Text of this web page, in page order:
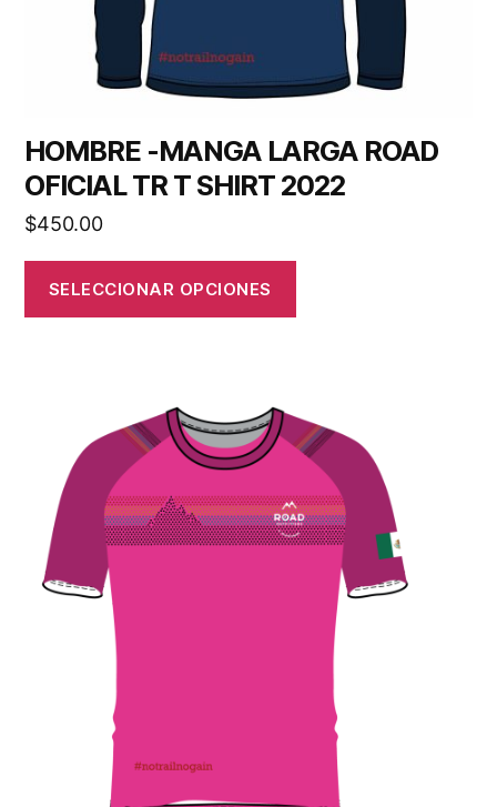
HOMBRE -MANGA LARGA ROAD
OFICIAL TR T SHIRT 2022
$450.00
SELECCIONAR OPCIONES